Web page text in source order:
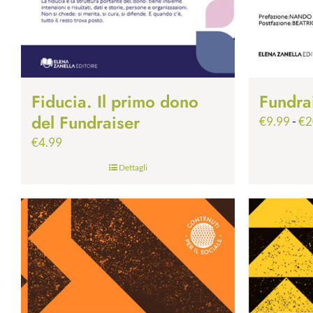
Fiducia. Il primo dono
del Fundraiser
€4.99
Dettagli
€9.99-€